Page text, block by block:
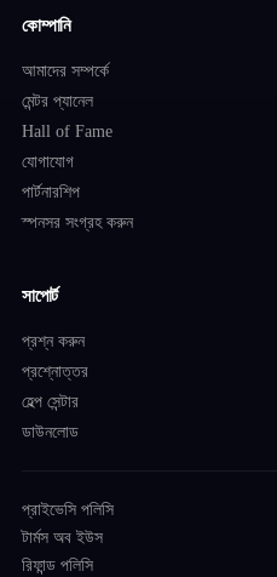
কোম্পানি
আমাদের সম্পর্কে
মেন্টর প্যানেল
Hall of Fame
যোগাযোগ
পার্টনারশিপ
স্পনসর সংগ্রহ করুন
সাপোর্ট
প্রশ্ন করুন
প্রশ্নোত্তর
হেল্প সেন্টার
ডাউনলোড
প্রাইভেসি পলিসি
টার্মস অব ইউস
রিফান্ড পলিসি